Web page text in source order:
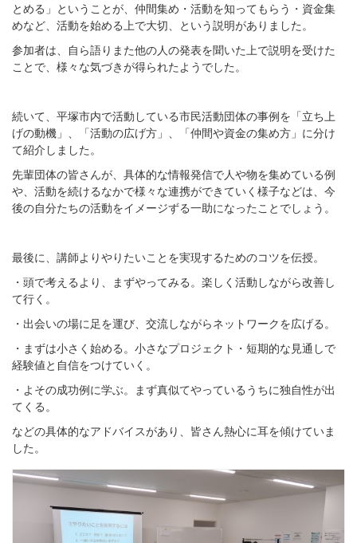
とめる」ということが、仲間集め・活動を知ってもらう・資金集
めなど、活動を始める上で大切、という説明がありました。
参加者は、自ら語りまた他の人の発表を聞いた上で説明を受けた
ことで、様々な気づきが得られたようでした。
続いて、平塚市内で活動している市民活動団体の事例を「立ち上
げの動機」、「活動の広げ方」、「仲間や資金の集め方」に分け
て紹介しました。
先輩団体の皆さんが、具体的な情報発信で人や物を集めている例
や、活動を続けるなかで様々な連携ができていく様子などは、今
後の自分たちの活動をイメージずる一助になったことでしょう。
最後に、講師よりやりたいことを実現するためのコツを伝授。
・頭で考えるより、まずやってみる。楽しく活動しながら改善し
て行く。
・出会いの場に足を運び、交流しながらネットワークを広げる。
・まずは小さく始める。小さなプロジェクト・短期的な見通しで
経験値と自信をつけていく。
・よその成功例に学ぶ。まず真似てやっているうちに独自性が出
てくる。
などの具体的なアドバイスがあり、皆さん熱心に耳を傾けていま
した。